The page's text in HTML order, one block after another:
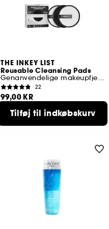
THE INKEY LIST
Reusable Cleansing Pads
Genanvendelige makeupfjer-rondeller
22
99,00 KR
Tilføj til indkøbskurv